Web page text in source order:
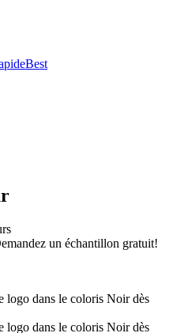
Best
un échantillon gratuit!